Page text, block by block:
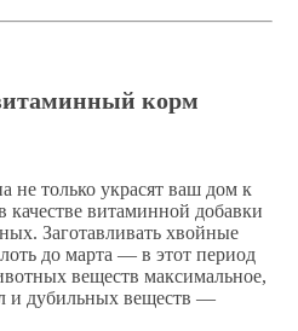
корм
не только украсят ваш дом к
витаминной добавки
Заготавливать хвойные
до марта — в этот период
веществ максимальное,
и дубильных веществ —